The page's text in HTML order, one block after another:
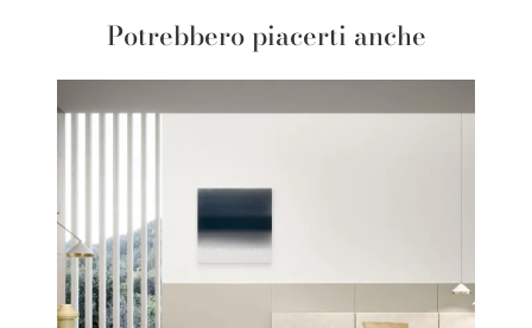
Potrebbero piacerti anche